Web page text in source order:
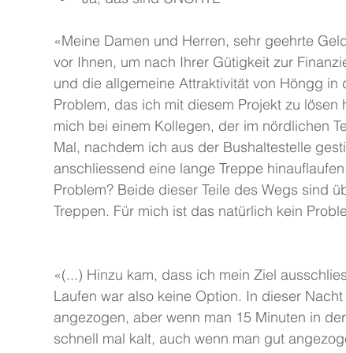
«Meine Damen und Herren, sehr geehrte
vor Ihnen, um nach Ihrer Gütigkeit zur
und die allgemeine Attraktivität von Höngg
Problem, das ich mit diesem Projekt zu
mich bei einem Kollegen, der im nördlichen
Mal, nachdem ich aus der Bushaltestelle
anschliessend eine lange Treppe
Problem? Beide dieser Teile des Wegs sind
Treppen. Für mich ist das natürlich kein
«(...) Hinzu kam, dass ich mein Ziel
Laufen war also keine Option. In dieser
angezogen, aber wenn man 15 Minuten in
schnell mal kalt, auch wenn man gut